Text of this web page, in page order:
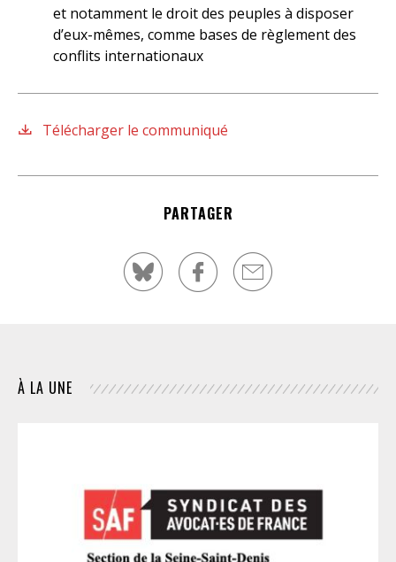
et notamment le droit des peuples à disposer
d’eux-mêmes, comme bases de règlement des
conflits internationaux
Télécharger le communiqué
PARTAGER
À LA UNE